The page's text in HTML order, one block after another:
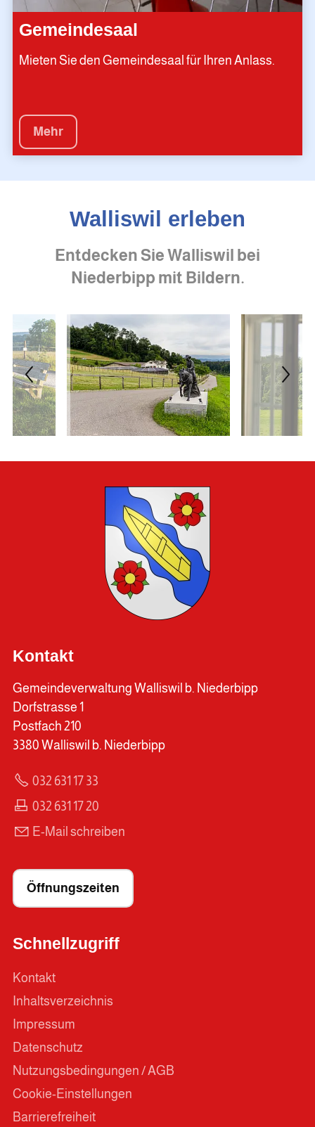
Gemeindesaal
Mieten Sie den Gemeindesaal für Ihren Anlass.
Mehr
Walliswil erleben
Entdecken Sie Walliswil bei
Niederbipp mit Bildern.
Kontakt
Gemeindeverwaltung Walliswil b. Niederbipp
Dorfstrasse 1
Postfach 210
3380 Walliswil b. Niederbipp
032 631 17 33
032 631 17 20
E-Mail schreiben
Öffnungszeiten
Schnellzugriff
Kontakt
Inhaltsverzeichnis
Impressum
Datenschutz
Nutzungsbedingungen / AGB
Cookie-Einstellungen
Barrierefreiheit